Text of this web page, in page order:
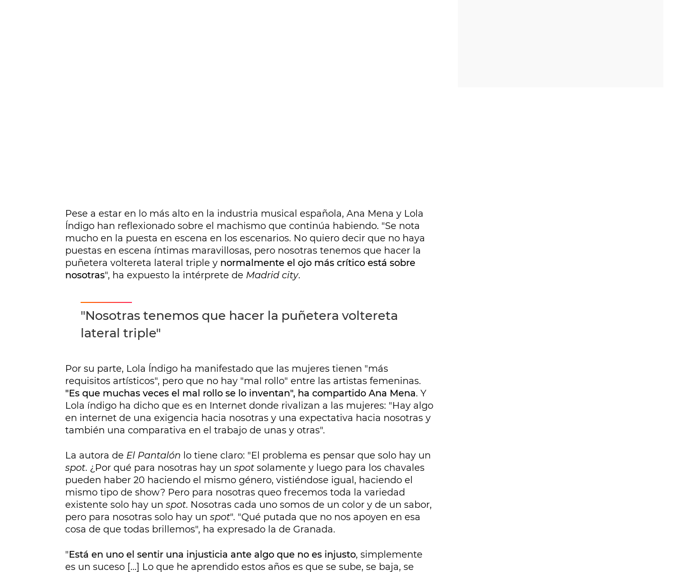
Pese a estar en lo más alto en la industria musical española, Ana Mena y Lola
Índigo han reflexionado sobre el machismo que continúa habiendo. "Se nota
mucho en la puesta en escena en los escenarios. No quiero decir que no haya
puestas en escena íntimas maravillosas, pero nosotras tenemos que hacer la
puñetera voltereta lateral triple y normalmente el ojo más crítico está sobre
nosotras", ha expuesto la intérprete de Madrid city.
"Nosotras tenemos que hacer la puñetera voltereta
lateral triple"
Por su parte, Lola Índigo ha manifestado que las mujeres tienen "más
requisitos artísticos", pero que no hay "mal rollo" entre las artistas femeninas.
"Es que muchas veces el mal rollo se lo inventan", ha compartido Ana Mena. Y
Lola índigo ha dicho que es en Internet donde rivalizan a las mujeres: "Hay algo
en internet de una exigencia hacia nosotras y una expectativa hacia nosotras y
también una comparativa en el trabajo de unas y otras".
La autora de El Pantalón lo tiene claro: "El problema es pensar que solo hay un
spot. ¿Por qué para nosotras hay un spot solamente y luego para los chavales
pueden haber 20 haciendo el mismo género, vistiéndose igual, haciendo el
mismo tipo de show? Pero para nosotras queo frecemos toda la variedad
existente solo hay un spot. Nosotras cada uno somos de un color y de un sabor,
pero para nosotras solo hay un spot". "Qué putada que no nos apoyen en esa
cosa de que todas brillemos", ha expresado la de Granada.
"Está en uno el sentir una injusticia ante algo que no es injusto, simplemente
es un suceso [...] Lo que he aprendido estos años es que se sube, se baja, se